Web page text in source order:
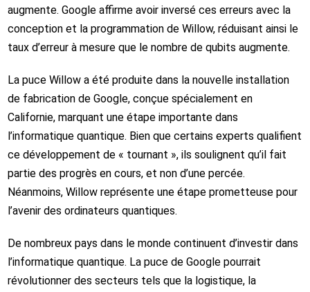
augmente. Google affirme avoir inversé ces erreurs avec la
conception et la programmation de Willow, réduisant ainsi le
taux d’erreur à mesure que le nombre de qubits augmente.
La puce Willow a été produite dans la nouvelle installation
de fabrication de Google, conçue spécialement en
Californie, marquant une étape importante dans
l’informatique quantique. Bien que certains experts qualifient
ce développement de « tournant », ils soulignent qu’il fait
partie des progrès en cours, et non d’une percée.
Néanmoins, Willow représente une étape prometteuse pour
l’avenir des ordinateurs quantiques.
De nombreux pays dans le monde continuent d’investir dans
l’informatique quantique. La puce de Google pourrait
révolutionner des secteurs tels que la logistique, la